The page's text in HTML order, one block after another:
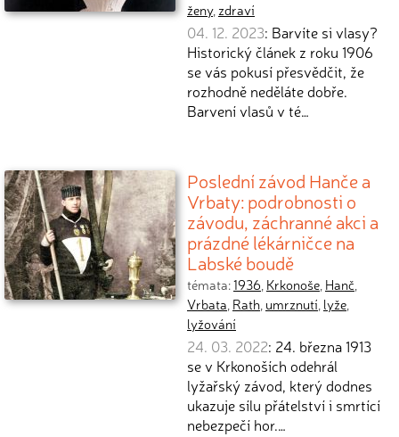
ženy, zdraví
04. 12. 2023: Barvíte si vlasy?
Historický článek z roku 1906
se vás pokusí přesvědčit, že
rozhodně neděláte dobře.
Barvení vlasů v té…
Poslední závod Hanče a
Vrbaty: podrobnosti o
závodu, záchranné akci a
prázdné lékárničce na
Labské boudě
témata:1936, Krkonoše, Hanč,
Vrbata, Rath, umrznutí, lyže,
lyžování
24. 03. 2022: 24. března 1913
se v Krkonoších odehrál
lyžařský závod, který dodnes
ukazuje sílu přátelství i smrtící
nebezpečí hor.…